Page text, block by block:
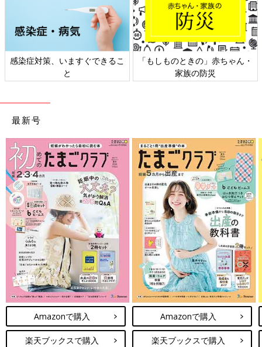
感染症対策、いますぐできるこ
と
「もしものときの」赤ちゃん・
家族の防災
最新号
Amazonで購入
楽天ブックスで購入
Amazonで購入
楽天ブックスで購入